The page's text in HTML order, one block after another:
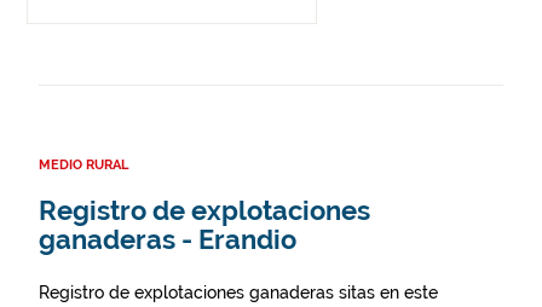
MEDIO RURAL
Registro de explotaciones
ganaderas - Erandio
Registro de explotaciones ganaderas sitas en este